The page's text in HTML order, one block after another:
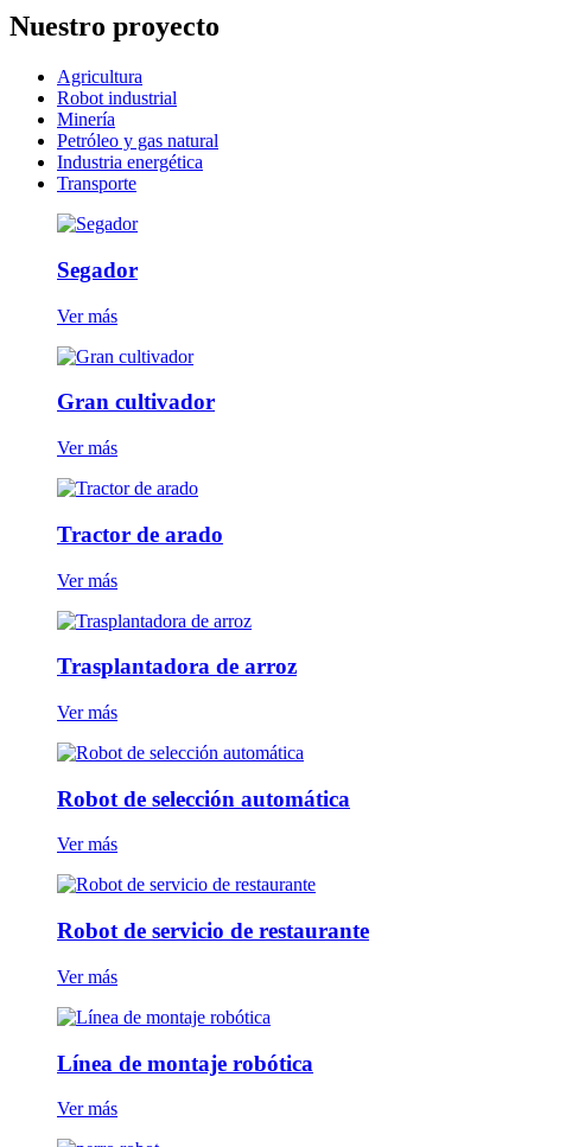
Nuestro proyecto
Agricultura
Robot industrial
Minería
Petróleo y gas natural
Industria energética
Transporte
Segador
Ver más
Gran cultivador
Ver más
Tractor de arado
Ver más
Trasplantadora de arroz
Ver más
Robot de selección automática
Ver más
Robot de servicio de restaurante
Ver más
Línea de montaje robótica
Ver más